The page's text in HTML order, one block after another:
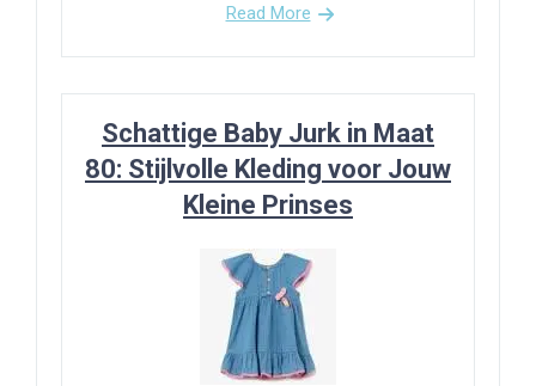
Read More
Schattige Baby Jurk in Maat
80: Stijlvolle Kleding voor Jouw
Kleine Prinses